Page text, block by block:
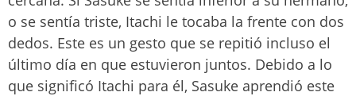
o se sentía triste, Itachi le tocaba la frente con dos
dedos. Este es un gesto que se repitió incluso el
último día en que estuvieron juntos. Debido a lo
que significó Itachi para él, Sasuke aprendió este